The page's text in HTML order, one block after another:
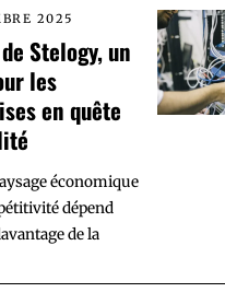
2025
de Stelogy, un
les
en quête
économique
dépend
de la